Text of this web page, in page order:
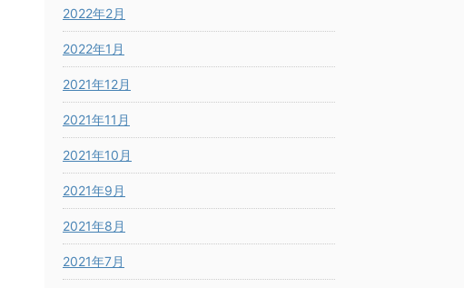
2022年2月
2022年1月
2021年12月
2021年11月
2021年10月
2021年9月
2021年8月
2021年7月